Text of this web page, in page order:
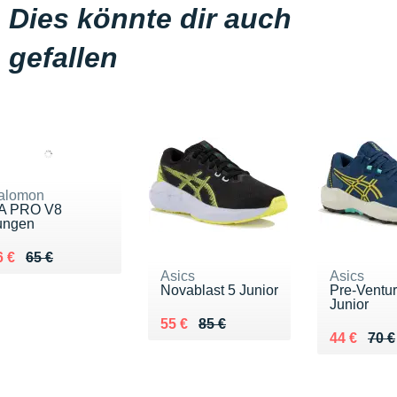
Dies könnte dir auch
gefallen
PRO V8
65 €
lieu de 65 €
€
46 €
Asics
Novablast 5 Junior
85 €
Au lieu de 85 €
55 €
Vendu 55 €
Asics
Pre-
Junior
70 €
Au lieu
44 €
Vendu 44